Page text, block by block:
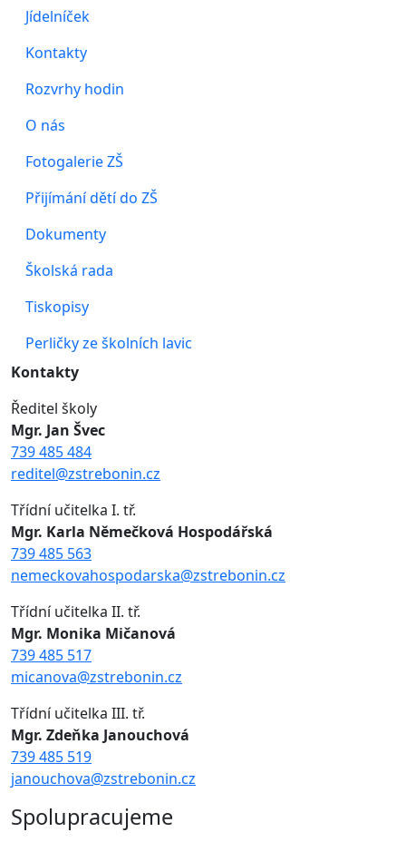
Jídelníček
Kontakty
Rozvrhy hodin
O nás
Fotogalerie ZŠ
Přijímání dětí do ZŠ
Dokumenty
Školská rada
Tiskopisy
Perličky ze školních lavic
Kontakty
Ředitel školy
Mgr. Jan Švec
739 485 484
reditel@zstrebonin.cz
Třídní učitelka I. tř.
Mgr. Karla Němečková Hospodářská
739 485 563
nemeckovahospodarska@zstrebonin.cz
Třídní učitelka II. tř.
Mgr. Monika Mičanová
739 485 517
micanova@zstrebonin.cz
Třídní učitelka III. tř.
Mgr. Zdeňka Janouchová
739 485 519
janouchova@zstrebonin.cz
Spolupracujeme